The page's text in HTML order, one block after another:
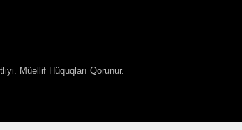
Müəllif Hüquqları Qorunur.